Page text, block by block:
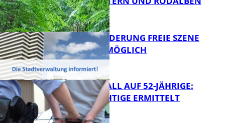
FB News
FB News
ZUSAMMEN
FB Kultur
PROJEKTFÖRDERUNG FREIE SZENE
WEITERHIN MÖGLICH
RAUBÜBERFALL AUF 52-JÄHRIGE:
TATVERDÄCHTIGE ERMITTELT